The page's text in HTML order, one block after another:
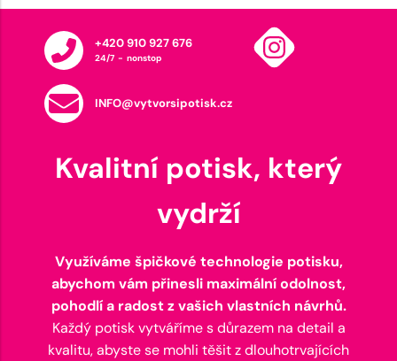
+420 910 927 676
24/7 - nonstop
INFO@vytvorsipotisk.cz
Kvalitní potisk, který
vydrží
Využíváme špičkové technologie potisku,
abychom vám přinesli maximální odolnost,
pohodlí a radost z vašich vlastních návrhů.
Každý potisk vytváříme s důrazem na detail a
kvalitu, abyste se mohli těšit z dlouhotrvajících